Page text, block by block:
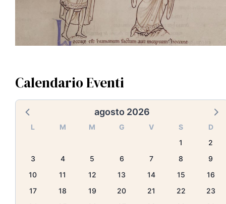
Calendario Eventi
agosto 2026
L M M G V S
D
1
2
3
4 5 6 7 8
9
10
11 12 13 14 15
16
17
18 19 20 21 22
23